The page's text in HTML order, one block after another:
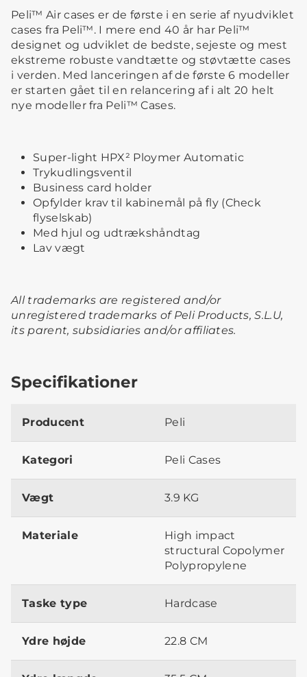
Peli™ Air cases er de første i en serie af nyudviklet
cases fra Peli™. I mere end 40 år har Peli™
designet og udviklet de bedste, sejeste og mest
ekstreme robuste vandtætte og støvtætte cases
i verden. Med lanceringen af de første 6 modeller
er starten gået til en relancering af i alt 20 helt
nye modeller fra Peli™ Cases.
Super-light HPX² Ploymer Automatic
Trykudlingsventil
Business card holder
Opfylder krav til kabinemål på fly (Check
flyselskab)
Med hjul og udtrækshåndtag
Lav vægt
All trademarks are registered and/or
unregistered trademarks of Peli Products, S.L.U,
its parent, subsidiaries and/or affiliates.
Specifikationer
Producent Peli
Kategori Peli Cases
Vægt 3.9 KG
Materiale
High impact
structural Copolymer
Polypropylene
Taske type Hardcase
Ydre højde 22.8 CM